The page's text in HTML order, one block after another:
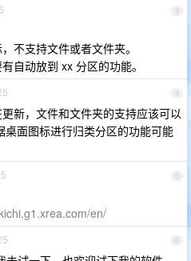
3
不支持文件或者文件夹。
自动放到 xx 分区的功能。
4
新，文件和文件夹的支持应该可以
面图标进行归类分区的功能可能
5
en/
6